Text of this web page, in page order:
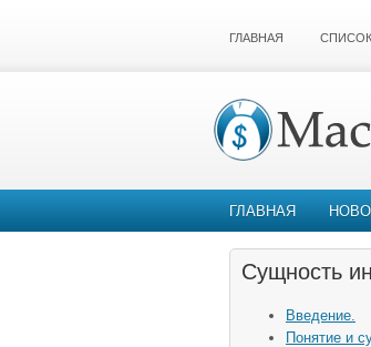
ГЛАВНАЯ
ГЛАВНАЯ
Сущность
Введение.
Понятие и